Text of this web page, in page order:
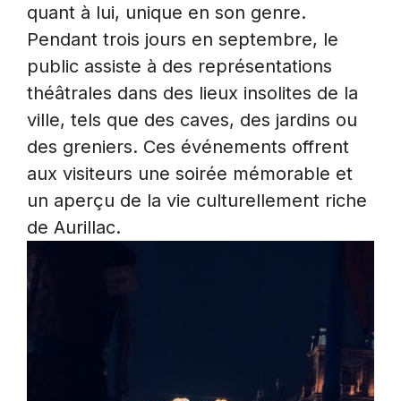
quant à lui, unique en son genre.
Pendant trois jours en septembre, le
public assiste à des représentations
théâtrales dans des lieux insolites de la
ville, tels que des caves, des jardins ou
des greniers. Ces événements offrent
aux visiteurs une soirée mémorable et
un aperçu de la vie culturellement riche
de Aurillac.